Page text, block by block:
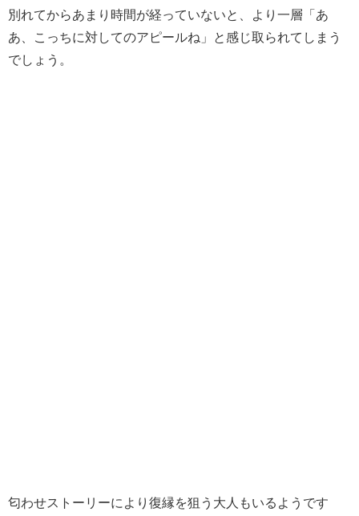
別れてからあまり時間が経っていないと、より一層「あ
あ、こっちに対してのアピールね」と感じ取られてしまう
でしょう。
匂わせストーリーにより復縁を狙う大人もいるようです